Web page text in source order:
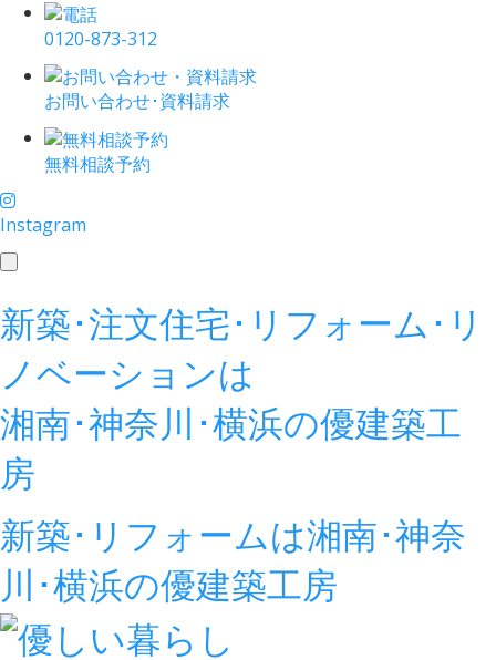
0120-873-312
お問い合わせ･資料請求
無料相談予約
Instagram
toggle
新築･注文住宅･リフォーム･リ
ノベーションは
湘南･神奈川･横浜の優建築工
房
新築･リフォームは湘南･神奈
川･横浜の優建築工房